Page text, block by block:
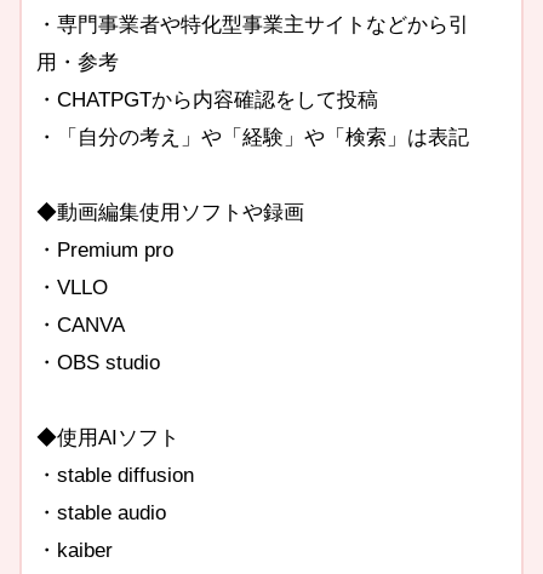
・専門事業者や特化型事業主サイトなどから引
用・参考
・CHATPGTから内容確認をして投稿
・「自分の考え」や「経験」や「検索」は表記
◆動画編集使用ソフトや録画
・Premium pro
・VLLO
・CANVA
・OBS studio
◆使用AIソフト
・stable diffusion
・stable audio
・kaiber